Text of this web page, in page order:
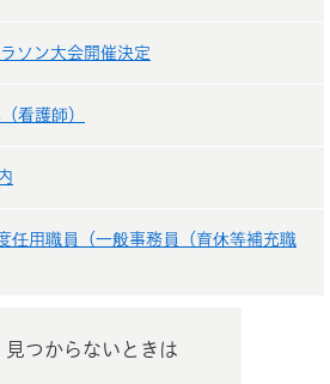
ソン大会開催決定
看護師）
任用職員（一般事務員（育休等補充職
見つからないときは